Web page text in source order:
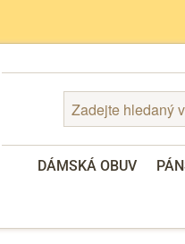
DÁMSKÁ OBUV